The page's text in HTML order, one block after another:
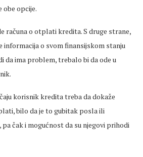
obe opcije.
računa o otplati kredita. S druge strane,
informacija o svom finansijskom stanju
da ima problem, trebalo bi da ode u
korisnik kredita treba da dokaže
bilo da je to gubitak posla ili
čak i mogućnost da su njegovi prihodi